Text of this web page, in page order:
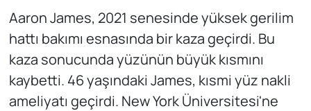
Aaron James, 2021 senesinde yüksek gerilim
hattı bakımı esnasında bir kaza geçirdi. Bu
kaza sonucunda yüzünün büyük kısmını
kaybetti. 46 yaşındaki James, kısmi yüz nakli
ameliyatı geçirdi. New York Üniversitesi'ne